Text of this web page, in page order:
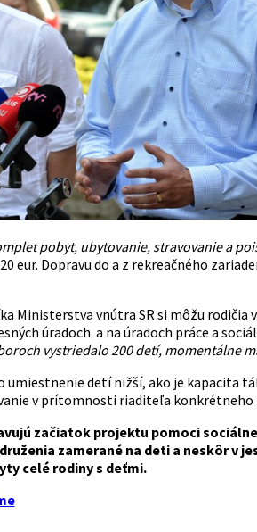
pobyt, ubytovanie, stravovanie a
eur. Dopravu do a z rekreačného
Ministerstva vnútra SR si môžu
úradoch a na úradoch práce a
vystriedalo 200 detí, momentálne
umiestnenie detí nižší, ako je kapacita
v prítomnosti riaditeľa konkrétneho
začiatok projektu pomoci
zamerané na deti a neskôr v
celé rodiny s deťmi.